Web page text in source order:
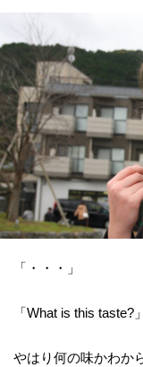
「・・・」
「What is this taste?」
やはり何の味かわか